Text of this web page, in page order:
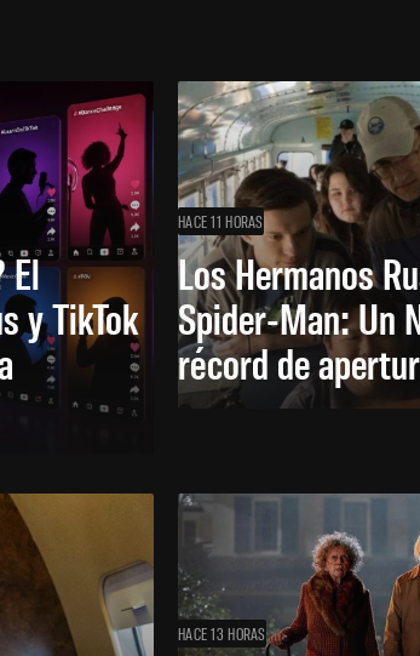
El
y TikTok
HACE 11 HORAS
Los Hermanos
Spider-Man: Un
récord de
HACE 13 HORAS